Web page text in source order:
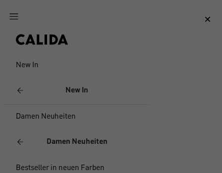
Zum Hauptinhalt springen
New In
New In
Damen Neuheiten
Damen Neuheiten
Bestseller in neuen Farben